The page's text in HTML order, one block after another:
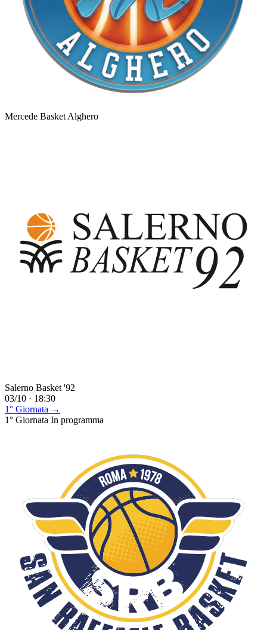
Mercede Basket Alghero
Salerno Basket '92
03/10 · 18:30
1° Giornata →
1° Giornata In programma